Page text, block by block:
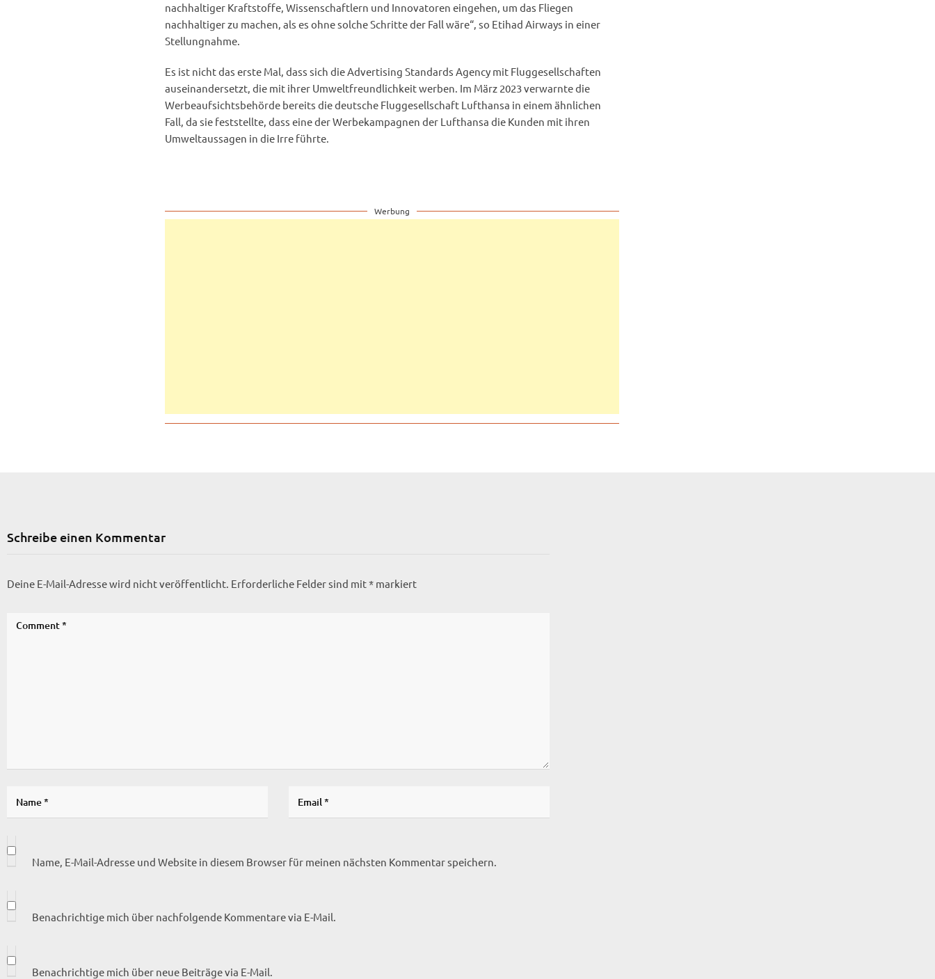
nachhaltiger Kraftstoffe, Wissenschaftlern und Innovatoren eingehen, um das Fliegen
nachhaltiger zu machen, als es ohne solche Schritte der Fall wäre“, so Etihad Airways in einer
Stellungnahme.
Es ist nicht das erste Mal, dass sich die Advertising Standards Agency mit Fluggesellschaften
auseinandersetzt, die mit ihrer Umweltfreundlichkeit werben. Im März 2023 verwarnte die
Werbeaufsichtsbehörde bereits die deutsche Fluggesellschaft Lufthansa in einem ähnlichen
Fall, da sie feststellte, dass eine der Werbekampagnen der Lufthansa die Kunden mit ihren
Umweltaussagen in die Irre führte.
Werbung
Schreibe einen Kommentar
Deine E-Mail-Adresse wird nicht veröffentlicht. Erforderliche Felder sind mit* markiert
Name, E-Mail-Adresse und Website in diesem Browser für meinen nächsten Kommentar speichern.
Benachrichtige mich über nachfolgende Kommentare via E-Mail.
Benachrichtige mich über neue Beiträge via E-Mail.